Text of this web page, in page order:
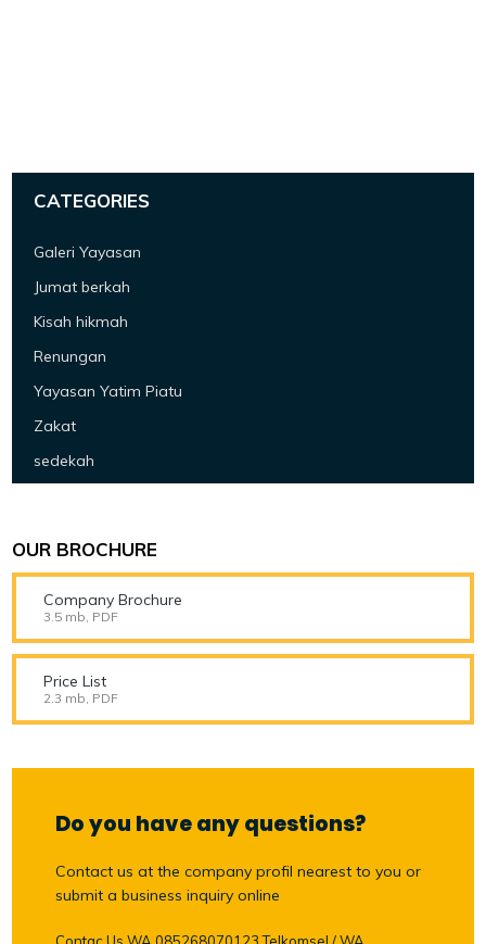
CATEGORIES
Galeri Yayasan
Jumat berkah
Kisah hikmah
Renungan
Yayasan Yatim Piatu
Zakat
sedekah
OUR BROCHURE
Company Brochure
3.5 mb, PDF
Price List
2.3 mb, PDF
Do you have any questions?
Contact us at the company profil nearest to you or
submit a business inquiry online